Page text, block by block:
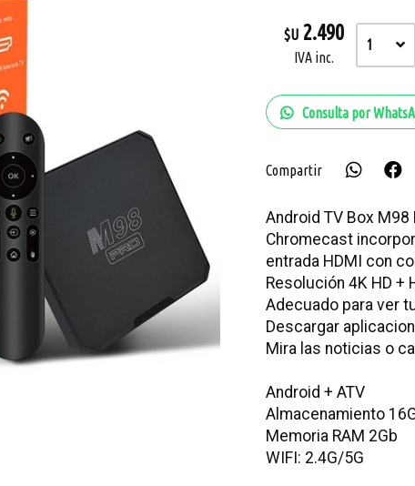
$U 2.490
IVA inc.
1
Consulta por
Compartir
Android TV Box M98
Chromecast
entrada HDMI con
Resolución 4K HD +
Adecuado para ver
Descargar
Mira las noticias o
Android + ATV
Almacenamiento
Memoria RAM 2Gb
WIFI: 2.4G/5G